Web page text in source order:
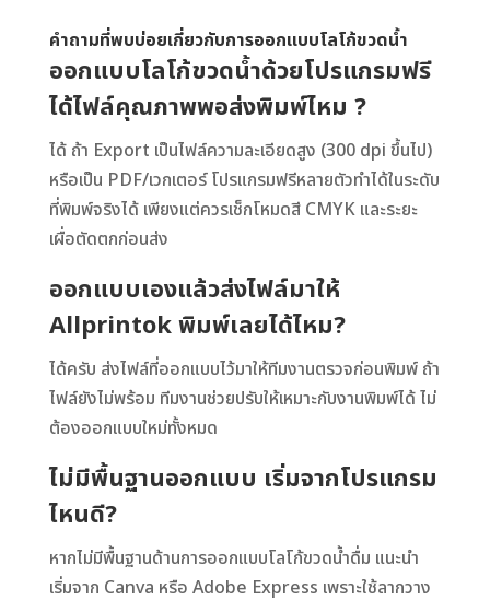
คำถามที่พบบ่อยเกี่ยวกับการออกแบบโลโก้ขวดน้ำ
ออกแบบโลโก้ขวดน้ำด้วยโปรแกรมฟรี
ได้ไฟล์คุณภาพพอส่งพิมพ์ไหม ?
ได้ ถ้า Export เป็นไฟล์ความละเอียดสูง (300 dpi ขึ้นไป)
หรือเป็น PDF/เวกเตอร์ โปรแกรมฟรีหลายตัวทำได้ในระดับ
ที่พิมพ์จริงได้ เพียงแต่ควรเช็กโหมดสี CMYK และระยะ
เผื่อตัดตกก่อนส่ง
ออกแบบเองแล้วส่งไฟล์มาให้
Allprintok พิมพ์เลยได้ไหม?
ได้ครับ ส่งไฟล์ที่ออกแบบไว้มาให้ทีมงานตรวจก่อนพิมพ์ ถ้า
ไฟล์ยังไม่พร้อม ทีมงานช่วยปรับให้เหมาะกับงานพิมพ์ได้ ไม่
ต้องออกแบบใหม่ทั้งหมด
ไม่มีพื้นฐานออกแบบ เริ่มจากโปรแกรม
ไหนดี?
หากไม่มีพื้นฐานด้านการออกแบบโลโก้ขวดน้ำดื่ม แนะนำ
เริ่มจาก Canva หรือ Adobe Express เพราะใช้ลากวาง